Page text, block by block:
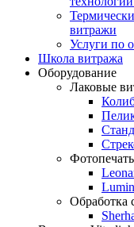
витражи
Услуги по
Школа витража
Оборудование
Лаковые
Фотопечать
Обработка